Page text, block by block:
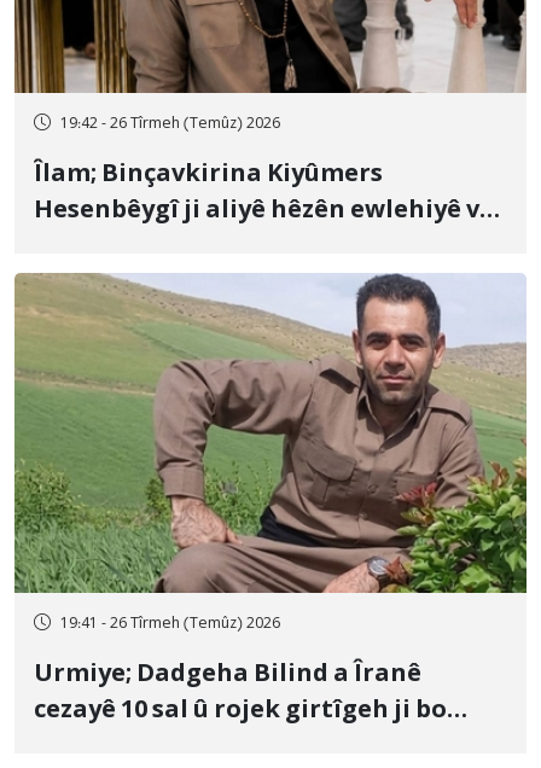
19:42 - 26 Tîrmeh (Temûz) 2026
Îlam; Binçavkirina Kiyûmers
Hesenbêygî ji aliyê hêzên ewlehiyê ve
19:41 - 26 Tîrmeh (Temûz) 2026
Urmiye; Dadgeha Bilind a Îranê
cezayê 10 sal û rojek girtîgeh ji bo